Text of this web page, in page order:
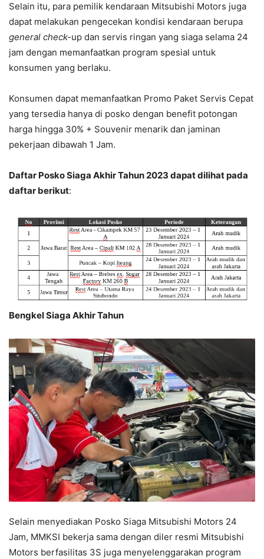
Selain itu, para pemilik kendaraan Mitsubishi Motors juga
dapat melakukan pengecekan kondisi kendaraan berupa
general check-up dan servis ringan yang siaga selama 24
jam dengan memanfaatkan program spesial untuk
konsumen yang berlaku.
Konsumen dapat memanfaatkan Promo Paket Servis Cepat
yang tersedia hanya di posko dengan benefit potongan
harga hingga 30% + Souvenir menarik dan jaminan
pekerjaan dibawah 1 Jam.
Daftar Posko Siaga Akhir Tahun 2023 dapat dilihat pada
daftar berikut:
Bengkel Siaga Akhir Tahun
Selain menyediakan Posko Siaga Mitsubishi Motors 24
Jam, MMKSI bekerja sama dengan diler resmi Mitsubishi
Motors berfasilitas 3S juga menyelenggarakan program